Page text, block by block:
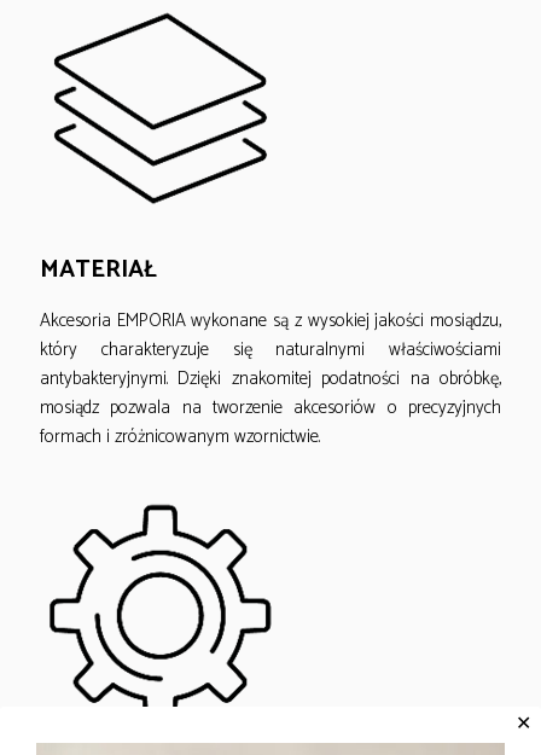
MATERIAŁ
Akcesoria EMPORIA wykonane są z wysokiej jakości mosiądzu,
który charakteryzuje się naturalnymi właściwościami
antybakteryjnymi. Dzięki znakomitej podatności na obróbkę,
mosiądz pozwala na tworzenie akcesoriów o precyzyjnych
formach i zróżnicowanym wzornictwie.
✕